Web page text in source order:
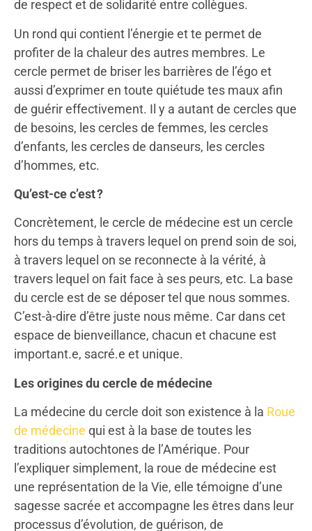
de respect et de solidarité entre collègues.
Un rond qui contient l’énergie et te permet de
profiter de la chaleur des autres membres. Le
cercle permet de briser les barrières de l’égo et
aussi d’exprimer en toute quiétude tes maux afin
de guérir effectivement. Il y a autant de cercles que
de besoins, les cercles de femmes, les cercles
d’enfants, les cercles de danseurs, les cercles
d’hommes, etc.
Qu’est-ce c’est ?
Concrètement, le cercle de médecine est un cercle
hors du temps à travers lequel on prend soin de soi,
à travers lequel on se reconnecte à la vérité, à
travers lequel on fait face à ses peurs, etc. La base
du cercle est de se déposer tel que nous sommes.
C’est-à-dire d’être juste nous même. Car dans cet
espace de bienveillance, chacun et chacune est
important.e, sacré.e et unique.
Les origines du cercle de médecine
La médecine du cercle doit son existence à la Roue
de médecine qui est à la base de toutes les
traditions autochtones de l’Amérique. Pour
l’expliquer simplement, la roue de médecine est
une représentation de la Vie, elle témoigne d’une
sagesse sacrée et accompagne les êtres dans leur
processus d’évolution, de guérison, de